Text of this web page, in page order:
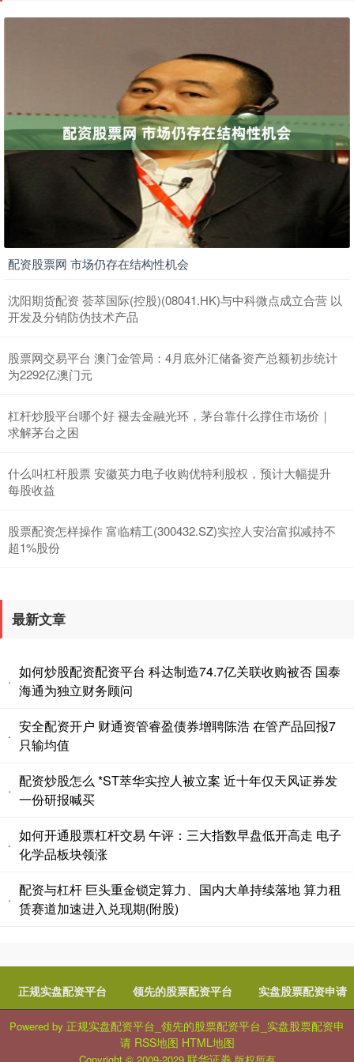
配资股票网 市场仍存在结构性机会
沈阳期货配资 荟萃国际(控股)(08041.HK)与中科微点成立合营 以
开发及分销防伪技术产品
股票网交易平台 澳门金管局：4月底外汇储备资产总额初步统计
为2292亿澳门元
杠杆炒股平台哪个好 褪去金融光环，茅台靠什么撑住市场价｜
求解茅台之困
什么叫杠杆股票 安徽英力电子收购优特利股权，预计大幅提升
每股收益
股票配资怎样操作 富临精工(300432.SZ)实控人安治富拟减持不
超1%股份
最新文章
·
如何炒股配资配资平台 科达制造74.7亿关联收购被否 国泰
海通为独立财务顾问
·
安全配资开户 财通资管睿盈债券增聘陈浩 在管产品回报7
只输均值
·
配资炒股怎么 *ST萃华实控人被立案 近十年仅天风证券发
一份研报喊买
·
如何开通股票杠杆交易 午评：三大指数早盘低开高走 电子
化学品板块领涨
·
配资与杠杆 巨头重金锁定算力、国内大单持续落地 算力租
赁赛道加速进入兑现期(附股)
正规实盘配资平台 领先的股票配资平台 实盘股票配资申请
Powered by 正规实盘配资平台_领先的股票配资平台_实盘股票配资申
请 RSS地图 HTML地图
Copyright © 2009-2029 联华证券 版权所有